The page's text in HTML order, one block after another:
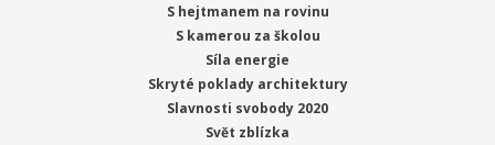
S hejtmanem na rovinu
S kamerou za školou
Síla energie
Skryté poklady architektury
Slavnosti svobody 2020
Svět zblízka